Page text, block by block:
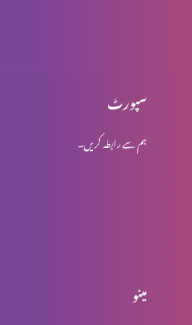
ہوگا؟
وضاحت
سپورٹ
ہم سے رابطہ کریں۔
مینو